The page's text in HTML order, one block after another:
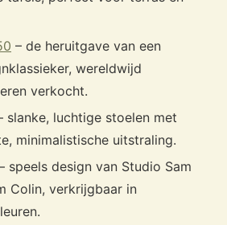
– de heruitgave van een
wereldwijd
verkocht.
slanke, luchtige stoelen met
minimalistische uitstraling.
speels design van Studio Sam
Colin, verkrijgbaar in